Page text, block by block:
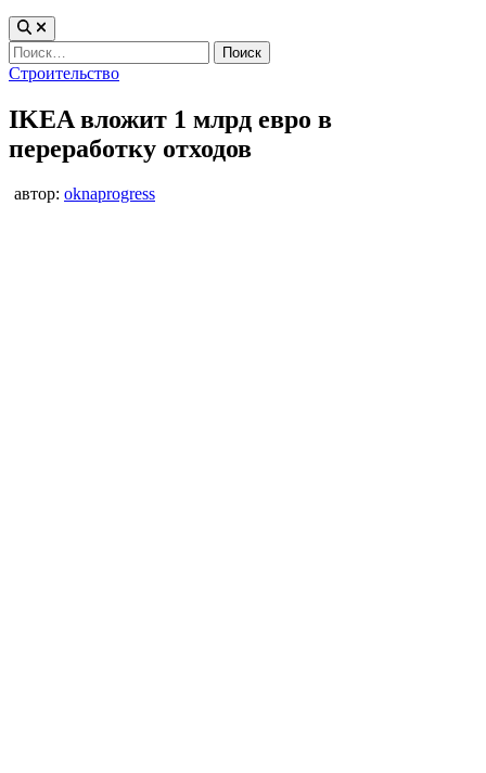
Найти:
Опубликовано
Строительство
IKEA вложит 1 млрд евро в
переработку отходов
автор: oknaprogress